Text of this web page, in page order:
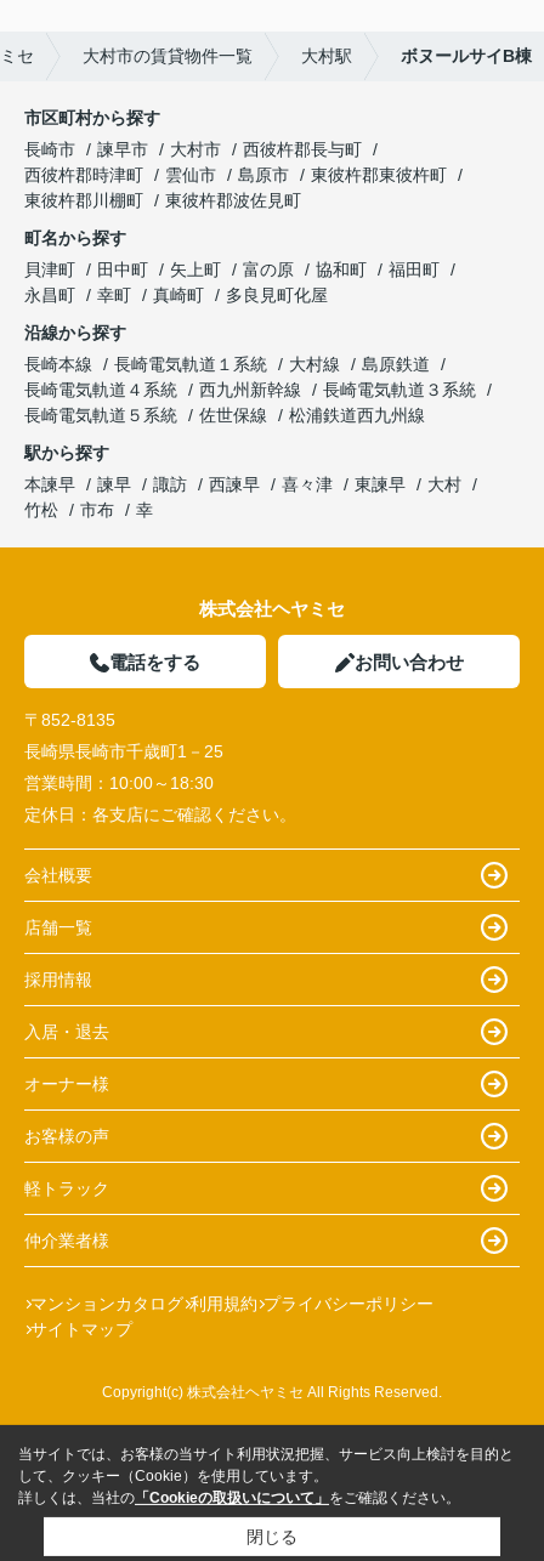
セ 大村市の賃貸物件一覧 大村駅 ボヌールサイB棟
市区町村から探す
長崎市
諫早市 大村市
西彼杵郡長与町
西彼杵郡時津町
雲仙市 島原市
東彼杵郡東彼杵町
東彼杵郡川棚町
東彼杵郡波佐見町
町名から探す
貝津町
田中町 矢上町 富の原 協和町
福田町
永昌町
幸町 真崎町
多良見町化屋
沿線から探す
長崎本線
長崎電気軌道１系統 大村線
島原鉄道
長崎電気軌道４系統
西九州新幹線
長崎電気軌道３系統
長崎電気軌道５系統
佐世保線
松浦鉄道西九州線
駅から探す
本諫早
諫早 諏訪 西諫早 喜々津 東諫早
大村
竹松
市布 幸
株式会社ヘヤミセ
電話をする お問い合わせ
〒852-8135
長崎県長崎市千歳町1－25
営業時間： 10:00～18:30
定休日： 各支店にご確認ください。
会社概要
店舗一覧
採用情報
入居・退去
オーナー様
お客様の声
軽トラック
仲介業者様
マンションカタログ 利用規約 プライバシーポリシー
サイトマップ
Copyright(c) 株式会社ヘヤミセ All Rights Reserved.
当サイトでは、お客様の当サイト利用状況把握、サービス向上検討を目的と
して、クッキー（Cookie）を使用しています。
詳しくは、当社の 「Cookieの取扱いについて」 をご確認ください。
閉じる